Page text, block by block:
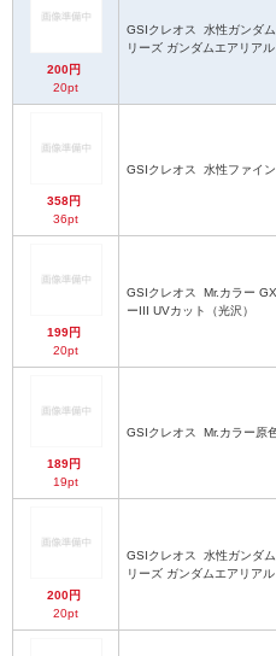
200円
20pt
GSIクレオス
リーズ ガンダムエアリア
358円
36pt
GSIクレオス 水性ファイ
199円
20pt
GSIクレオス
ーIII UVカット（光沢）
189円
19pt
GSIクレオス Mr.カラー原
200円
20pt
GSIクレオス
リーズ ガンダムエアリア